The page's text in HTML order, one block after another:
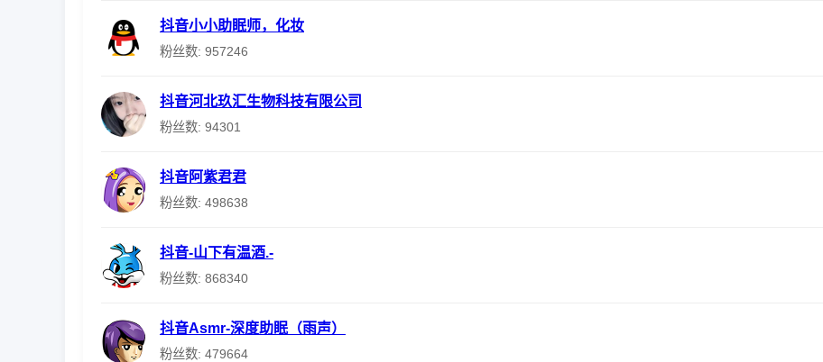
抖音小小助眠师，化妆
粉丝数: 957246
抖音河北玖汇生物科技有限公司
粉丝数: 94301
抖音阿紫君君
粉丝数: 498638
抖音-山下有温酒.-
粉丝数: 868340
抖音Asmr-深度助眠（雨声）
粉丝数: 479664